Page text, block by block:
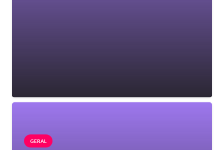
GERAL